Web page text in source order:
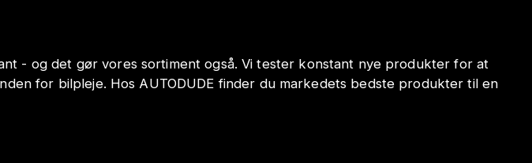
- og det gør vores sortiment også. Vi tester konstant nye produkter for at
for bilpleje. Hos AUTODUDE finder du markedets bedste produkter til en